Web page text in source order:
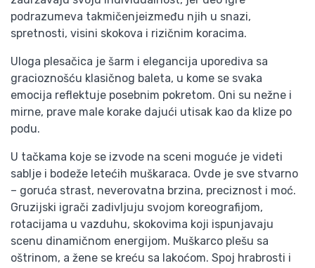
podrazumeva takmičenjeizmeđu njih u snazi,
spretnosti, visini skokova i rizičnim koracima.
Uloga plesačica je šarm i elegancija uporediva sa
gracioznošću klasičnog baleta, u kome se svaka
emocija reflektuje posebnim pokretom. Oni su nežne i
mirne, prave male korake dajući utisak kao da klize po
podu.
U tačkama koje se izvode na sceni moguće je videti
sablje i bodeže letećih muškaraca. Ovde je sve stvarno
– goruća strast, neverovatna brzina, preciznost i moć.
Gruzijski igrači zadivljuju svojom koreografijom,
rotacijama u vazduhu, skokovima koji ispunjavaju
scenu dinamičnom energijom. Muškarco plešu sa
oštrinom, a žene se kreću sa lakoćom. Spoj hrabrosti i